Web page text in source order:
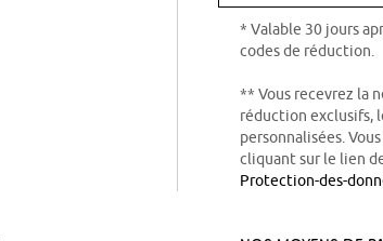
* Valable 30 jours
codes de réduction.
** Vous recevrez la
réduction exclusifs,
personnalisées.
cliquant sur le lien
Protection-des-